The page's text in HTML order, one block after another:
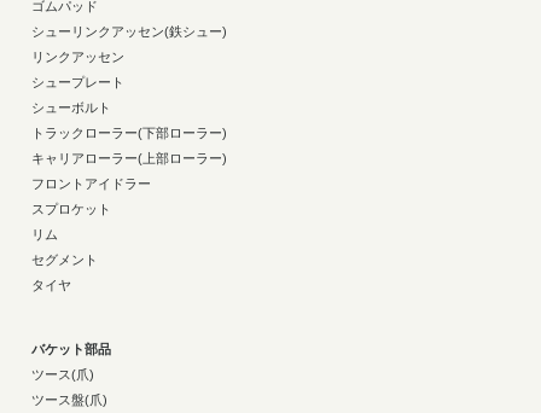
ゴムパッド
シューリンクアッセン(鉄シュー)
リンクアッセン
シュープレート
シューボルト
トラックローラー(下部ローラー)
キャリアローラー(上部ローラー)
フロントアイドラー
スプロケット
リム
セグメント
タイヤ
バケット部品
ツース(爪)
ツース盤(爪)